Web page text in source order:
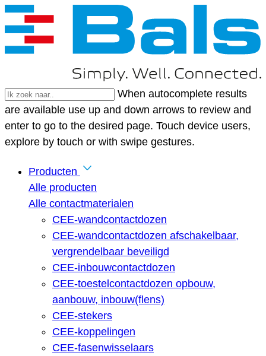
When autocomplete results
are available use up and down arrows to review and
enter to go to the desired page. Touch device users,
explore by touch or with swipe gestures.
Producten
Alle producten
Alle contactmaterialen
CEE-wandcontactdozen
CEE-wandcontactdozen afschakelbaar,
vergrendelbaar beveiligd
CEE-inbouwcontactdozen
CEE-toestelcontactdozen opbouw,
aanbouw, inbouw(flens)
CEE-stekers
CEE-koppelingen
CEE-fasenwisselaars